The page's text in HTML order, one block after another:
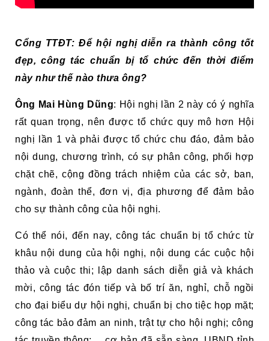
Cổng TTĐT: Để hội nghị diễn ra thành công tốt
đẹp, công tác chuẩn bị tổ chức đến thời điểm
này như thế nào thưa ông?
Ông Mai Hùng Dũng: Hội nghị lần 2 này có ý nghĩa
rất quan trọng, nên được tổ chức quy mô hơn Hội
nghị lần 1 và phải được tổ chức chu đáo, đảm bảo
nội dung, chương trình, có sự phân công, phối hợp
chặt chẽ, cộng đồng trách nhiệm của các sở, ban,
ngành, đoàn thể, đơn vị, địa phương để đảm bảo
cho sự thành công của hội nghị.
Có thể nói, đến nay, công tác chuẩn bị tổ chức từ
khâu nội dung của hội nghị, nội dung các cuộc hội
thảo và cuộc thi; lập danh sách diễn giả và khách
mời, công tác đón tiếp và bố trí ăn, nghỉ, chỗ ngồi
cho đại biểu dự hội nghị, chuẩn bị cho tiệc họp mặt;
công tác bảo đảm an ninh, trật tự cho hội nghị; công